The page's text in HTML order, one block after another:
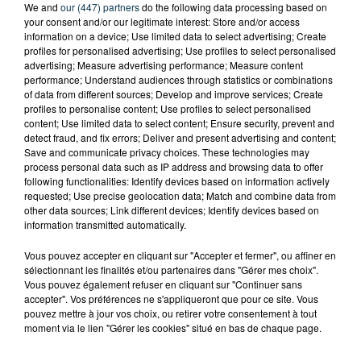
TITRES DIFFUSÉS
19h07
19h07
We and our (447) partnersdo the following data processing based on
your consent and/or our legitimate interest: Store and/or access
information on a device; Use limited data to select advertising; Create
profiles for personalised advertising; Use profiles to select personalised
advertising; Measure advertising performance; Measure content
performance; Understand audiences through statistics or combinations
of data from different sources; Develop and improve services; Create
profiles to personalise content; Use profiles to select personalised
content; Use limited data to select content; Ensure security, prevent and
detect fraud, and fix errors; Deliver and present advertising and content;
Save and communicate privacy choices. These technologies may
process personal data such as IP address and browsing data to offer
following functionalities: Identify devices based on information actively
requested; Use precise geolocation data; Match and combine data from
other data sources; Link different devices; Identify devices based on
information transmitted automatically.
Vous pouvez accepter en cliquant sur "Accepter et fermer", ou affiner en
sélectionnant les finalités et/ou partenaires dans "Gérer mes choix".
Vous pouvez également refuser en cliquant sur "Continuer sans
accepter". Vos préférences ne s'appliqueront que pour ce site. Vous
pouvez mettre à jour vos choix, ou retirer votre consentement à tout
moment via le lien "Gérer les cookies" situé en bas de chaque page.